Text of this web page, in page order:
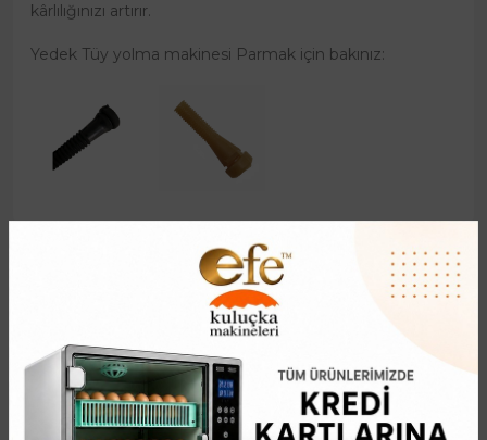
kârlılığınızı artırır.
Yedek Tüy yolma makinesi Parmak için bakınız: